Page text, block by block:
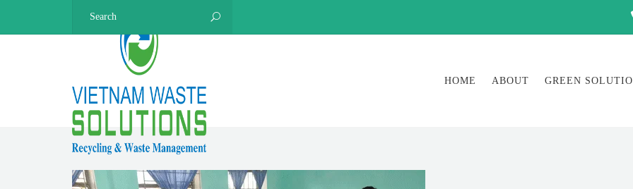
HOME ABOUT GREEN